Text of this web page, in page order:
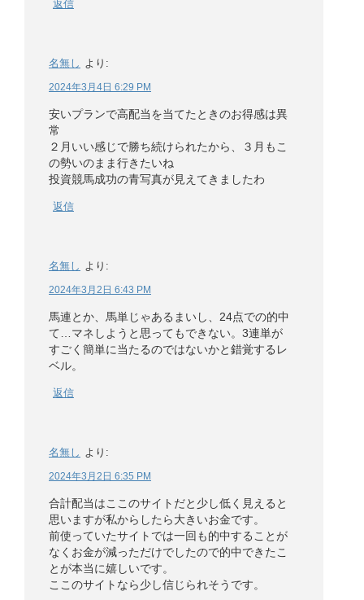
返信
名無し より:
2024年3月4日 6:29 PM
安いプランで高配当を当てたときのお得感は異
常
２月いい感じで勝ち続けられたから、３月もこ
の勢いのまま行きたいね
投資競馬成功の青写真が見えてきましたわ
返信
名無し より:
2024年3月2日 6:43 PM
馬連とか、馬単じゃあるまいし、24点での的中
て…マネしようと思ってもできない。3連単が
すごく簡単に当たるのではないかと錯覚するレ
ベル。
返信
名無し より:
2024年3月2日 6:35 PM
合計配当はここのサイトだと少し低く見えると
思いますが私からしたら大きいお金です。
前使っていたサイトでは一回も的中することが
なくお金が減っただけでしたので的中できたこ
とが本当に嬉しいです。
ここのサイトなら少し信じられそうです。